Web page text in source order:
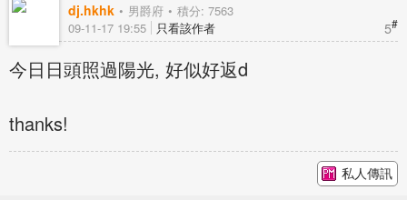
dj.hkhk 男爵府 積分: 7563
5#
09-11-17 19:55 只看該作者
今日日頭照過陽光, 好似好返d
thanks!
私人傳訊